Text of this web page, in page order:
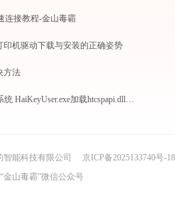
连接教程-金山毒霸
印机驱动下载与安装的正确姿势
方法
网证通电子商务认证系统 HaiKeyUser.exe加载htcspapi.dll文件丢失处理办法
智能科技有限公司
京ICP备2025133740号-18
金山毒霸”微信公众号